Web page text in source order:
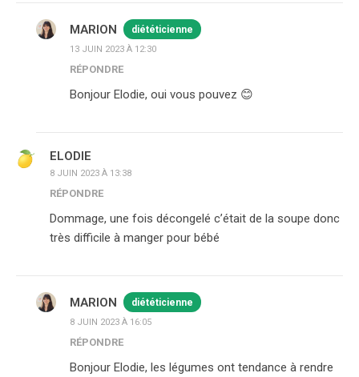
MARION diététicienne
13 JUIN 2023 À 12:30
RÉPONDRE
Bonjour Elodie, oui vous pouvez 😊
ELODIE
8 JUIN 2023 À 13:38
RÉPONDRE
Dommage, une fois décongelé c’était de la soupe donc
très difficile à manger pour bébé
MARION diététicienne
8 JUIN 2023 À 16:05
RÉPONDRE
Bonjour Elodie, les légumes ont tendance à rendre